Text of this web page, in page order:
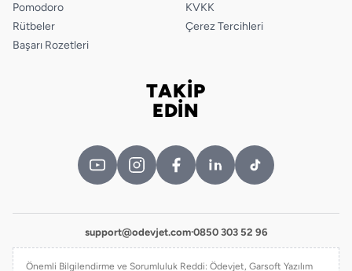
Pomodoro
Rütbeler
Başarı Rozetleri
KVKK
Çerez Tercihleri
TAKİP
EDİN
support@odevjet.com·0850 303 52 96
Önemli Bilgilendirme ve Sorumluluk Reddi: Ödevjet, Garsoft Yazılım